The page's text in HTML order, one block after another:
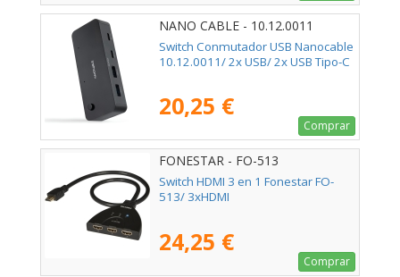
NANO CABLE - 10.12.0011
Switch Conmutador USB Nanocable
10.12.0011/ 2x USB/ 2x USB Tipo-C
20,25 €
Comprar
FONESTAR - FO-513
Switch HDMI 3 en 1 Fonestar FO-
513/ 3xHDMI
24,25 €
Comprar